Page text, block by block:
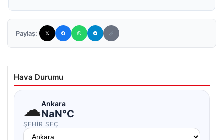
Paylaş:
Hava Durumu
☁Ankara
NaN°C
ŞEHIR SEÇ